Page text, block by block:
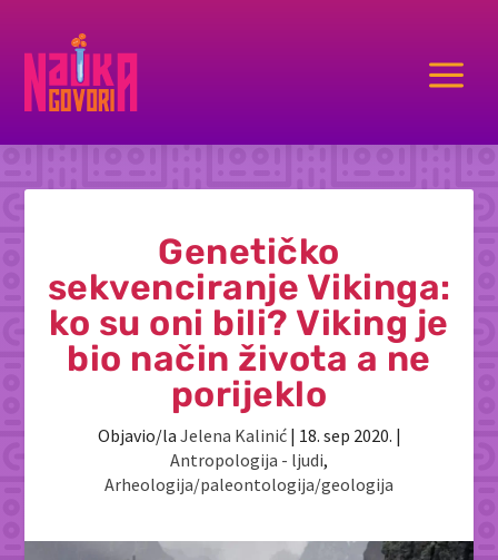
a
Genetičko
sekvenciranje Vikinga:
ko su oni bili? Viking je
bio način života a ne
porijeklo
Objavio/la Jelena Kalinić| 18. sep 2020. |
Antropologija - ljudi,
Arheologija/paleontologija/geologija